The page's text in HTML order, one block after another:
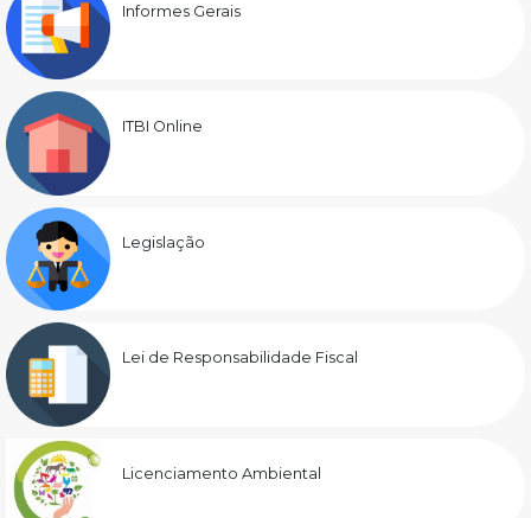
Informes Gerais
ITBI Online
Legislação
Lei de Responsabilidade Fiscal
Licenciamento Ambiental